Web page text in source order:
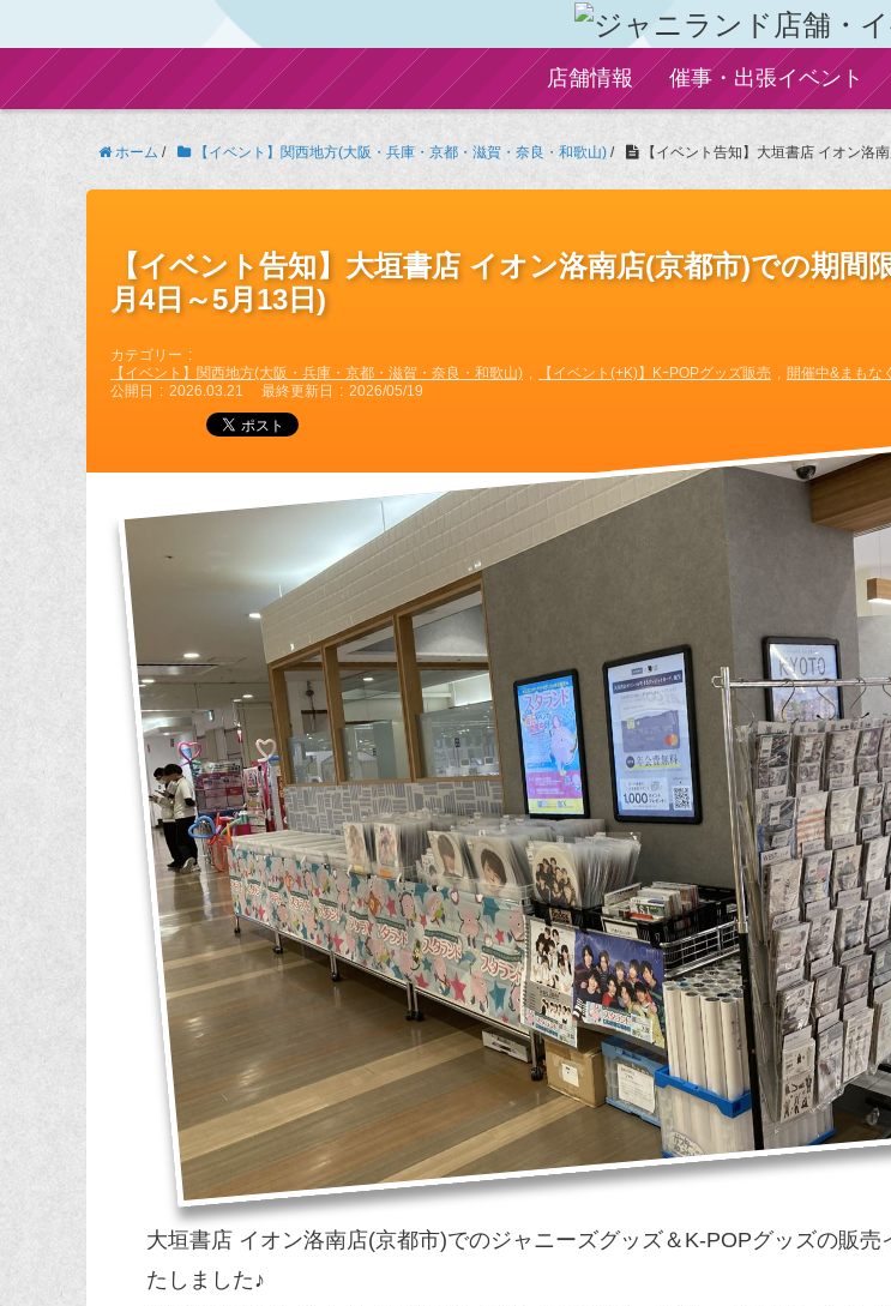
店舗情報 催事・出張イベント
ホーム / 【イベント】関西地方(大阪・兵庫・京都・滋賀・奈良・和歌山) / 【イベント告知】大垣書店 イオン洛
【イベント告知】大垣書店 イオン洛南店(京都市)での期間
月4日～5月13日)
カテゴリー
【イベント】関西地方(大阪・兵庫・京都・滋賀・奈良・和歌山)
【イベント(+K)】KｰPOPグッズ販売
開催中&まもな
公開日
2026.03.21 最終更新日 2026/05/19
大垣書店 イオン洛南店(京都市)でのジャニーズグッズ＆K-POPグッズの販売
たしました♪